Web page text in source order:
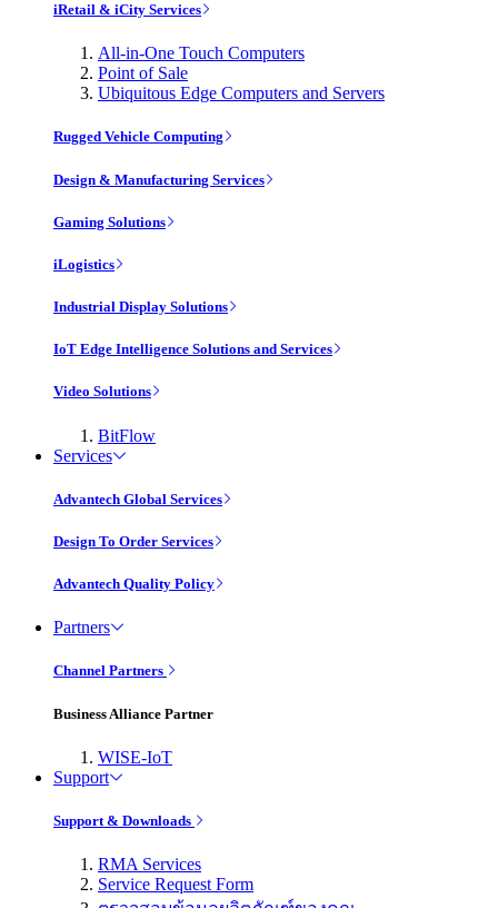
iRetail & iCity Services
All-in-One Touch Computers
Point of Sale
Ubiquitous Edge Computers and Servers
Rugged Vehicle Computing
Design & Manufacturing Services
Gaming Solutions
iLogistics
Industrial Display Solutions
IoT Edge Intelligence Solutions and Services
Video Solutions
BitFlow
Services
Advantech Global Services
Design To Order Services
Advantech Quality Policy
Partners
Channel Partners
Business Alliance Partner
WISE-IoT
Support
Support & Downloads
RMA Services
Service Request Form